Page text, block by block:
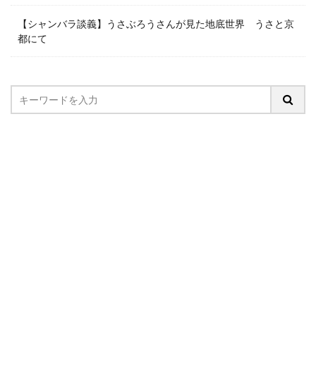
【シャンバラ談義】うさぶろうさんが見た地底世界 うさと京
都にて